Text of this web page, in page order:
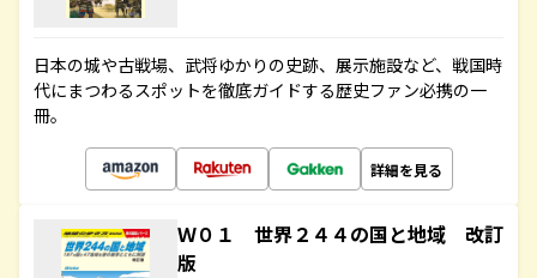
日本の城や古戦場、武将ゆかりの史跡、展示施設など、戦国時
代にまつわるスポットを徹底ガイドする歴史ファン必携の一
冊。
詳細を見る
Ｗ０１ 世界２４４の国と地域 改訂
版